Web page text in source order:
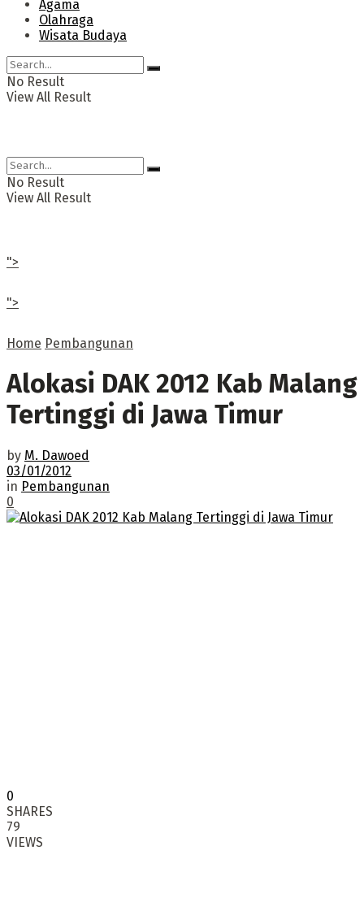
Agama
Olahraga
Wisata Budaya
No Result
View All Result
No Result
View All Result
">
">
Home Pembangunan
Alokasi DAK 2012 Kab Malang
Tertinggi di Jawa Timur
by M. Dawoed
03/01/2012
in Pembangunan
0
0
SHARES
79
VIEWS